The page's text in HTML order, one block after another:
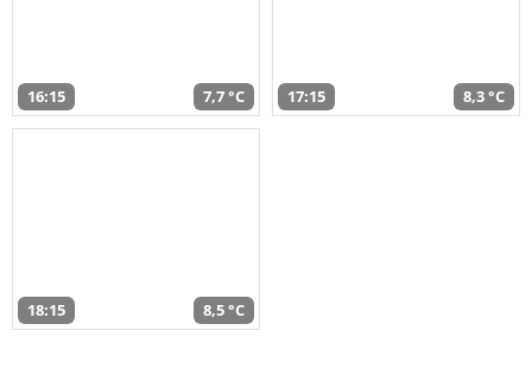
16:15 7,7 °C 17:15 8,3 °C
18:15 8,5 °C